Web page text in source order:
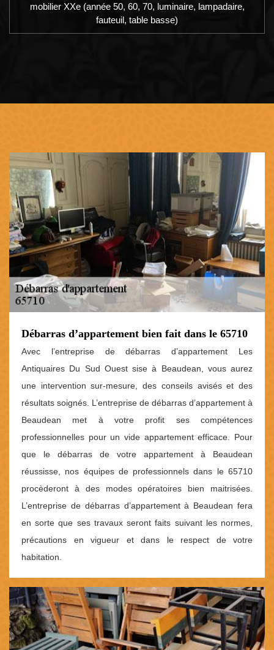
mobilier XXe (année 50, 60, 70, luminaire, lampadaire,
fauteuil, table basse)
Débarras d’appartement bien fait dans le 65710
Avec l’entreprise de débarras d’appartement Les
Antiquaires Du Sud Ouest sise à Beaudean, vous aurez
une intervention sur-mesure, des conseils avisés et des
résultats soignés. L’entreprise de débarras d’appartement à
Beaudean met à votre profit ses compétences
professionnelles pour un vide appartement efficace. Pour
que le débarras de votre appartement à Beaudean
réussisse, nos équipes de professionnels dans le 65710
procèderont à des modes opératoires bien maitrisées.
L’entreprise de débarras d’appartement à Beaudean fera
en sorte que ses travaux seront faits suivant les normes,
précautions en vigueur et dans le respect de votre
habitation.